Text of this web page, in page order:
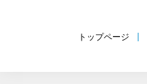
トップページ